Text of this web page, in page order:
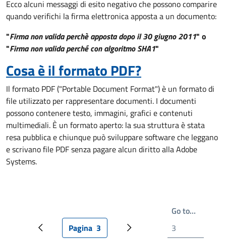
Ecco alcuni messaggi di esito negativo che possono comparire
quando verifichi la firma elettronica apposta a un documento:
"Firma non valida perchè apposta dopo il 30 giugno 2011" o
"Firma non valida perché con algoritmo SHA1"
Cosa è il formato PDF?
Il formato PDF ("Portable Document Format") è un formato di
file utilizzato per rappresentare documenti. I documenti
possono contenere testo, immagini, grafici e contenuti
multimediali. È un formato aperto: la sua struttura è stata
resa pubblica e chiunque può sviluppare software che leggano
e scrivano file PDF senza pagare alcun diritto alla Adobe
Systems.
Pagina precedentePagina attuale
Pagina 3 Prossima pagina
Go to…